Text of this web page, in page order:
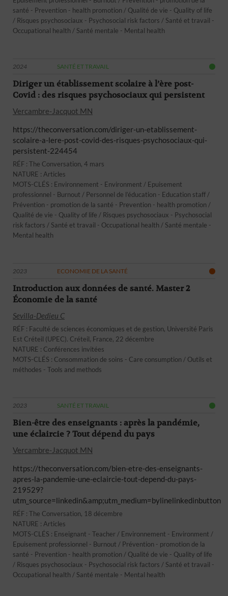
santé - Prevention - health promotion / Qualité de vie - Quality of life
/ Risques psychosociaux - Psychosocial risk factors / Santé et travail -
Occupational health / Santé mentale - Mental health
2024 SANTÉ ET TRAVAIL
Diriger un établissement scolaire à l’ère post-
Covid : des risques psychosociaux qui persistent
Vercambre-Jacquot MN
https://theconversation.com/diriger-un-etablissement-
scolaire-a-lere-post-covid-des-risques-psychosociaux-qui-
persistent-224454
RÉF : The Conversation, 4 mars
NATURE : Articles
MOTS-CLÉS : Environnement - Environment / Epuisement
professionnel - Burnout / Personnel de l’éducation - Education staff /
Prévention - promotion de la santé - Prevention - health promotion /
Qualité de vie - Quality of life / Risques psychosociaux - Psychosocial
risk factors / Santé et travail - Occupational health / Santé mentale -
Mental health
2023 ECONOMIE DE LA SANTÉ
Introduction aux données de santé. Master 2
Économie de la santé
Sevilla-Dedieu C
RÉF : Faculté de sciences économiques et de gestion, Université Paris
Est Créteil (UPEC). Créteil, France, 22 décembre
NATURE : Conférences invitées
MOTS-CLÉS : Consommation de soins - Care consumption / Outils et
méthodes - Tools and methods
2023 SANTÉ ET TRAVAIL
Bien-être des enseignants : après la pandémie,
une éclaircie ? Tout dépend du pays
Vercambre-Jacquot MN
https://theconversation.com/bien-etre-des-enseignants-
apres-la-pandemie-une-eclaircie-tout-depend-du-pays-
219529?
utm_source=linkedin&amp;utm_medium=bylinelinkedinbutton
RÉF : The Conversation, 18 décembre
NATURE : Articles
MOTS-CLÉS : Enseignant - Teacher / Environnement - Environment /
Epuisement professionnel - Burnout / Prévention - promotion de la
santé - Prevention - health promotion / Qualité de vie - Quality of life
/ Risques psychosociaux - Psychosocial risk factors / Santé et travail -
Occupational health / Santé mentale - Mental health